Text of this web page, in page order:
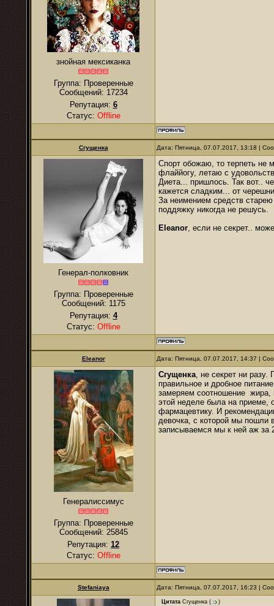
знойная мексиканка
Группа: Проверенные
Сообщений: 17234
Репутация: 6
Статус: Offline
Сгущенка Дата: Пятница, 07.07.2017, 13:18 |
Генерал-полковник
Группа: Проверенные
Сообщений: 1175
Репутация: 4
Статус: Offline
Спорт обожаю, то терпеть не
флаййогу, летаю с
Диета... пришлось. Так вот..
кажется сладким... от
За неимением средств
поддяжку никогда не решусь.
Eleanor, если не секрет..
Eleanor Дата: Пятница, 07.07.2017, 14:37 |
Генералиссимус
Группа: Проверенные
Сообщений: 25845
Репутация: 12
Статус: Offline
Сгущенка, не секрет ни
правильное и дробное
замеряем соотношение жира,
этой неделе была на приеме,
фармацевтику. И
девочка, с которой мы пошли
записываемся мы к ней аж за
Stefaniaya Дата: Пятница, 07.07.2017, 16:23 |
Цитата Сгущенка (
)